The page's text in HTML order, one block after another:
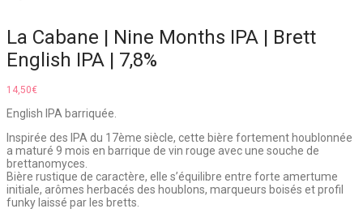
La Cabane | Nine Months IPA | Brett
English IPA | 7,8%
14,50€
English IPA barriquée.
Inspirée des IPA du 17ème siècle, cette bière fortement houblonnée
a maturé 9 mois en barrique de vin rouge avec une souche de
brettanomyces.
Bière rustique de caractère, elle s’équilibre entre forte amertume
initiale, arômes herbacés des houblons, marqueurs boisés et profil
funky laissé par les bretts.